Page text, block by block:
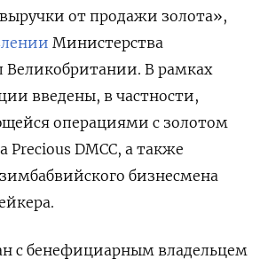
от продажи золота»,
Министерства
Великобритании. В рамках
введены, в частности,
операциями с золотом
DMCC, а также
бизнесмена
с бенефициарным владельцем